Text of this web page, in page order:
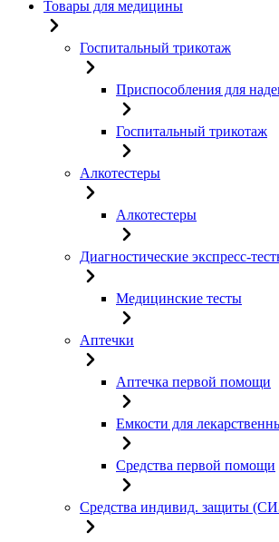
Товары для медицины
Госпитальный трикотаж
Приспособления для
Госпитальный трикотаж
Алкотестеры
Алкотестеры
Диагностические экспресс-
Медицинские тесты
Аптечки
Аптечка первой помощи
Емкости для
Средства первой помощи
Средства индивид. защиты